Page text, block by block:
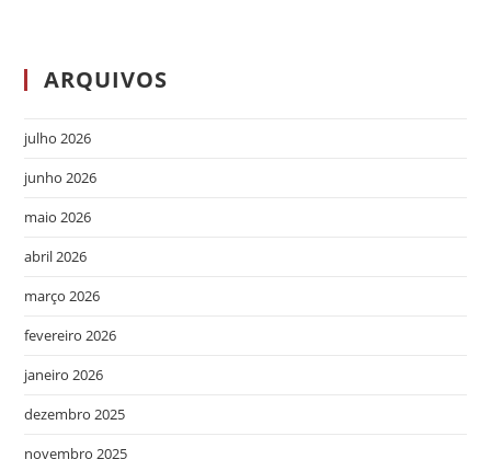
ARQUIVOS
julho 2026
junho 2026
maio 2026
abril 2026
março 2026
fevereiro 2026
janeiro 2026
dezembro 2025
novembro 2025